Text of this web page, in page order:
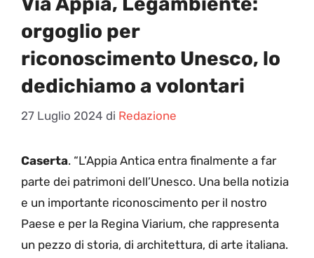
orgoglio per
riconoscimento Unesco, lo
dedichiamo a volontari
27 Luglio 2024 di Redazione
Caserta. “L’Appia Antica entra finalmente a far
parte dei patrimoni dell’Unesco. Una bella notizia
e un importante riconoscimento per il nostro
Paese e per la Regina Viarium, che rappresenta
un pezzo di storia, di architettura, di arte italiana.